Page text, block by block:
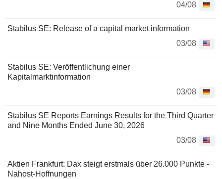
04/08
Stabilus SE: Release of a capital market information
03/08
Stabilus SE: Veröffentlichung einer
Kapitalmarktinformation
03/08
Stabilus SE Reports Earnings Results for the Third Quarter
and Nine Months Ended June 30, 2026
03/08
Aktien Frankfurt: Dax steigt erstmals über 26.000 Punkte -
Nahost-Hoffnungen